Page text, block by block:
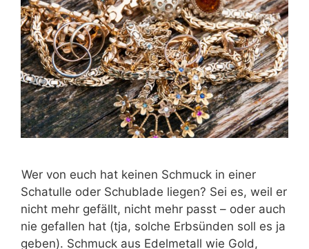
Wer von euch hat keinen Schmuck in einer
Schatulle oder Schublade liegen? Sei es, weil er
nicht mehr gefällt, nicht mehr passt – oder auch
nie gefallen hat (tja, solche Erbsünden soll es ja
geben). Schmuck aus Edelmetall wie Gold,